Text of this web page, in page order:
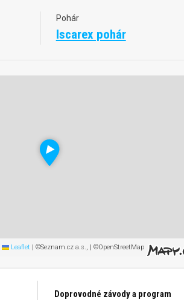
Pohár
Iscarex pohár
Leaflet | ©Seznam.cz a.s., | ©OpenStreetMap
Doprovodné závody a program